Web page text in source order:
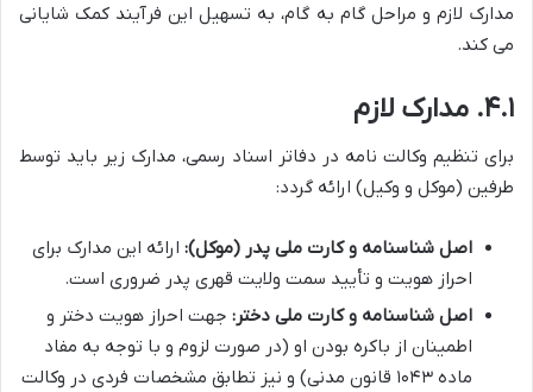
مدارک لازم و مراحل گام به گام، به تسهیل این فرآیند کمک شایانی
می کند.
۴.۱. مدارک لازم
برای تنظیم وکالت نامه در دفاتر اسناد رسمی، مدارک زیر باید توسط
طرفین (موکل و وکیل) ارائه گردد:
اصل شناسنامه و کارت ملی پدر (موکل): ارائه این مدارک برای
احراز هویت و تأیید سمت ولایت قهری پدر ضروری است.
اصل شناسنامه و کارت ملی دختر: جهت احراز هویت دختر و
اطمینان از باکره بودن او (در صورت لزوم و با توجه به مفاد
ماده ۱۰۴۳ قانون مدنی) و نیز تطابق مشخصات فردی در وکالت